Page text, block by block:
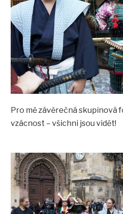
Pro mě závěrečná skupinová
vzácnost – všichni jsou vidět!